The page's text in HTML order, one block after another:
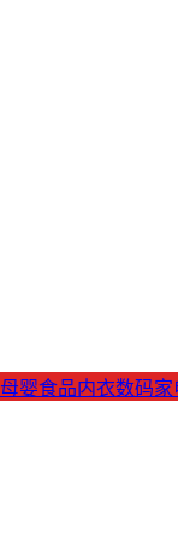
母婴食品内衣数码家